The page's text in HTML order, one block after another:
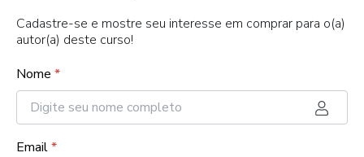
Cadastre-se e mostre seu interesse em comprar para o(a)
autor(a) deste curso!
Nome *
Email*